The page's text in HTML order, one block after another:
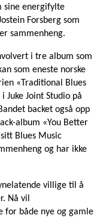
sine energifylte
Forsberg som
sammenheng.
i tre album som
som eneste norske
«Traditional Blues
Juke Joint Studio på
backet også opp
album «You Better
Blues Music
og har ikke
villige til å
Nå vil
for både nye og gamle